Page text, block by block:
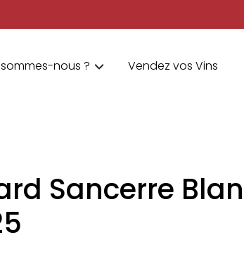
nous ? Vendez vos Vins
Sancerre